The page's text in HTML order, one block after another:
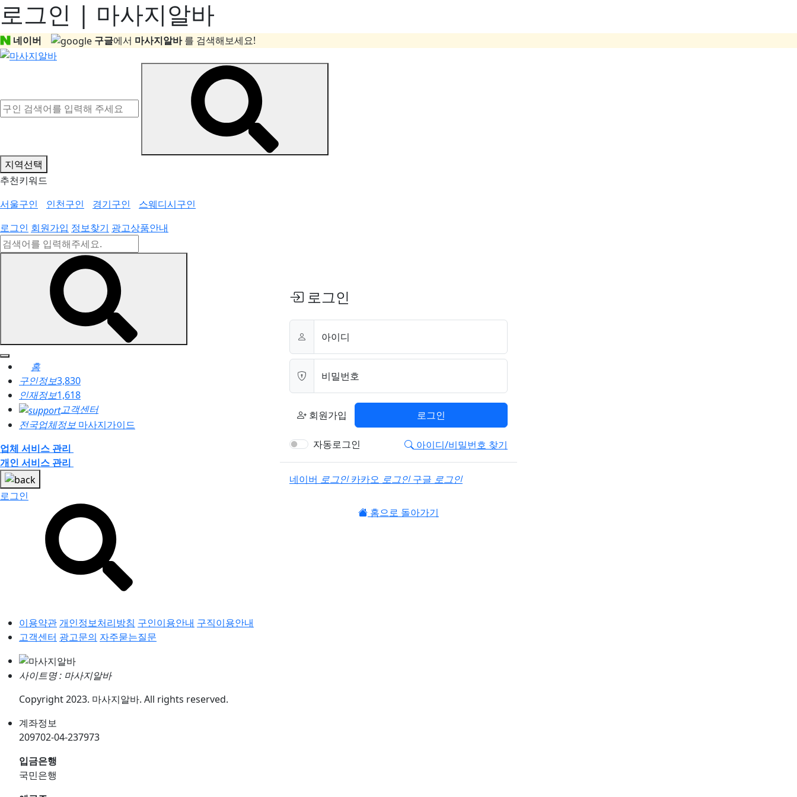
로그인 | 마사지알바
네이버 구글에서 마사지알바를 검색해보세요!
지역선택
추천키워드
서울구인
인천구인 경기구인
스웨디시구인
로그인 회원가입 정보찾기 광고상품안내
홈
구인정보3,830
인재정보1,618
고객센터
전국업체정보 마사지가이드
업체 서비스 관리
개인 서비스 관리
로그인
로그인
아이디
비밀번호
회원가입 로그인
자동로그인 아이디/비밀번호 찾기
소셜계정으로 로그인
네이버 로그인 카카오 로그인 구글 로그인
홈으로 돌아가기
이용약관 개인정보처리방침 구인이용안내 구직이용안내
고객센터 광고문의 자주묻는질문
사이트명 : 마사지알바
Copyright 2023. 마사지알바. All rights reserved.
계좌정보
209702-04-237973
입금은행
국민은행